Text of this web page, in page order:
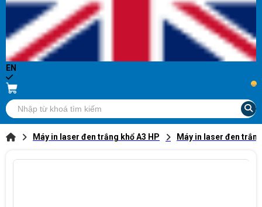
EN
...
Máy in laser đen trắng khổ A3 HP Máy in laser đen